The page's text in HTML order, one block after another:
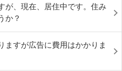
が、現在、居住中です。住み
か？
ますが広告に費用はかかりま